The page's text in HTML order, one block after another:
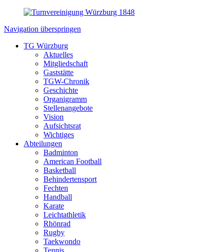
Navigation überspringen
TG Würzburg
Aktuelles
Mitgliedschaft
Gaststätte
TGW-Chronik
Geschichte
Organigramm
Stellenangebote
Vision
Aufsichtsrat
Wichtiges
Abteilungen
Badminton
American Football
Basketball
Behindertensport
Fechten
Handball
Karate
Leichtathletik
Rhönrad
Rugby
Taekwondo
Tennis